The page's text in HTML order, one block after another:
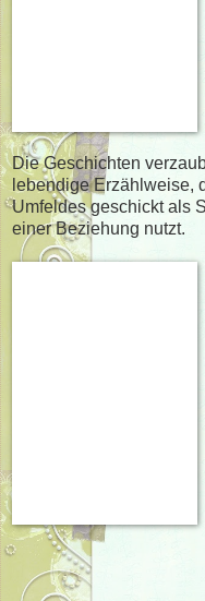
Die Geschichten
lebendige Erzählweise,
Umfeldes geschickt als
einer Beziehung nutzt.